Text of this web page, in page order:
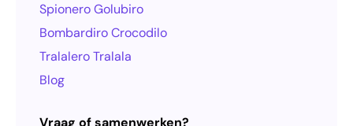
Spionero Golubiro
Bombardiro Crocodilo
Tralalero Tralala
Blog
Vraag of samenwerken?